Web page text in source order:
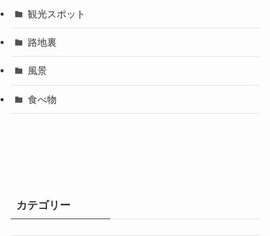
観光スポット
路地裏
風景
食べ物
カテゴリー